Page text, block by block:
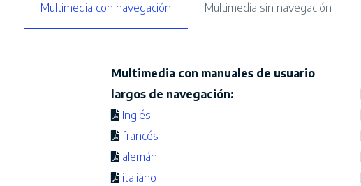
Multimedia con navegación Multimedia sin navegación
Multimedia con manuales de usuario
largos de navegación:
Inglés
francés
alemán
italiano